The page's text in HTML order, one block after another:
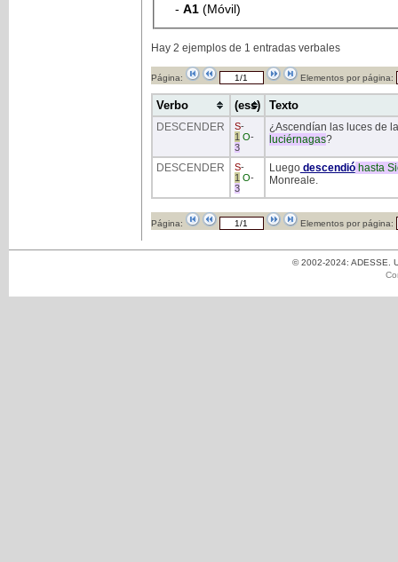
- A1 (Móvil)
Hay 2 ejemplos de 1 entradas verbales
Página: Elementos por página:
Verbo (ess) Texto
DESCENDER S-
1 O-
3
¿Ascendían las luces de
luciérnagas?
DESCENDER S-
1 O-
3
Luegodescendióhasta
Monreale.
Página: Elementos por página:
© 2002-2024: ADESSE.